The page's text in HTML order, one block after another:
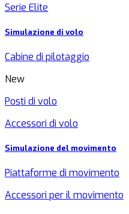
Serie Elite
Simulazione di volo
Cabine di pilotaggio
New
Posti di volo
Accessori di volo
Simulazione del movimento
Piattaforme di movimento
Accessori per il movimento